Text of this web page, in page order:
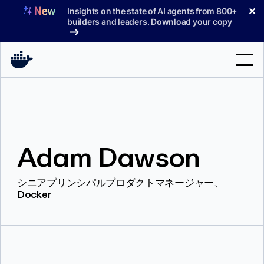
へ
Insights on the state of AI agents from 800+
builders and leaders. Download your copy
✕
料金プラン
ブログ
Adam Dawson
シニアプリンシパルプロダクトマネージャー、
Docker